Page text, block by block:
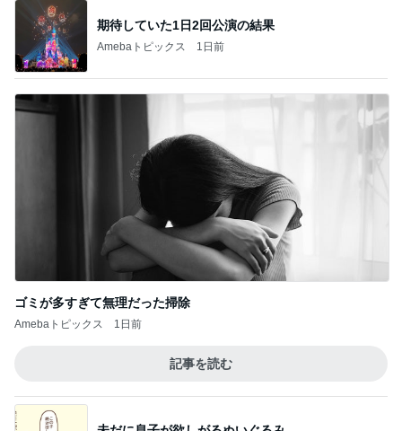
期待していた1日2回公演の結果
Amebaトピックス 1日前
ゴミが多すぎて無理だった掃除
Amebaトピックス 1日前
記事を読む